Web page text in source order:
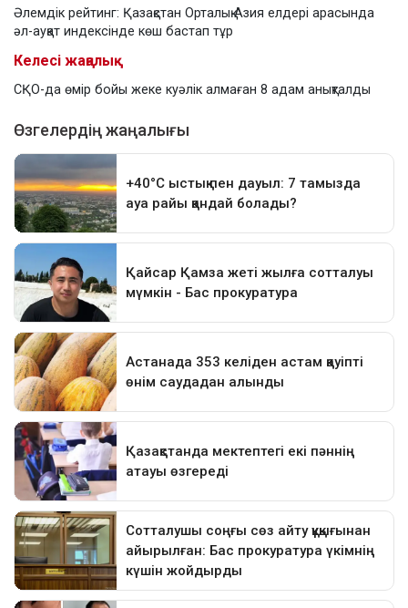
Әлемдік рейтинг: Қазақстан Орталық Азия елдері арасында
әл-ауқат индексінде көш бастап тұр
Келесі жаңалық
СҚО-да өмір бойы жеке куәлік алмаған 8 адам анықталды